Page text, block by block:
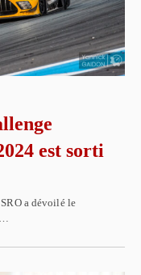
est sorti
a dévoilé le